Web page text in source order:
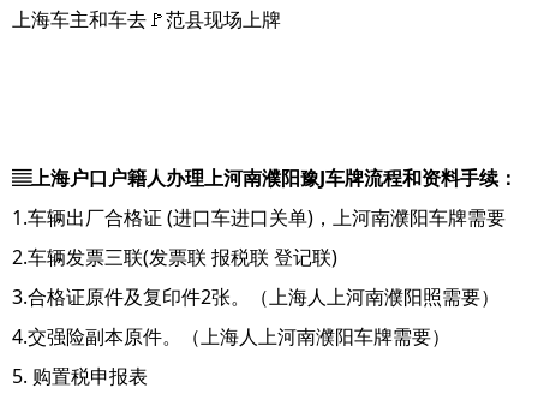
上海车主和车去🚩范县现场上牌
▤上海户口户籍人办理上河南濮阳豫J车牌流程和资料手续：
1.车辆出厂合格证 (进口车进口关单)，上河南濮阳车牌需要
2.车辆发票三联(发票联 报税联 登记联)
3.合格证原件及复印件2张。（上海人上河南濮阳照需要）
4.交强险副本原件。（上海人上河南濮阳车牌需要）
5. 购置税申报表